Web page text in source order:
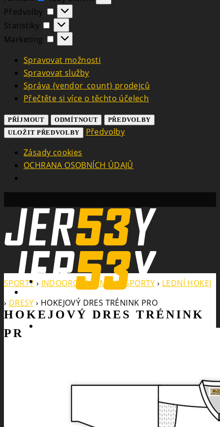
Předvolby
Předvolby
Statistiky
Statistiky
Marketing
Marketing
Spravovat možnosti
Spravovat služby
Správa {vendor_count} prodejců
Přečtěte si více o těchto účelech
PŘÍJMOUT ODMÍTNOUT
PŘEDVOLBY
ULOŽIT PŘEDVOLBY
Předvolby
Zásady cookies
OCHRANA OSOBNÍCH ÚDAJŮ
Search
HOKEJOVÝ DRES TRÉNINK
PRO
SPORTY › INDOOROVÉ TÝMOVÉ SPORTY › LEDNÍ HOKEJ
› DRESY › HOKEJOVÝ DRES TRÉNINK PRO